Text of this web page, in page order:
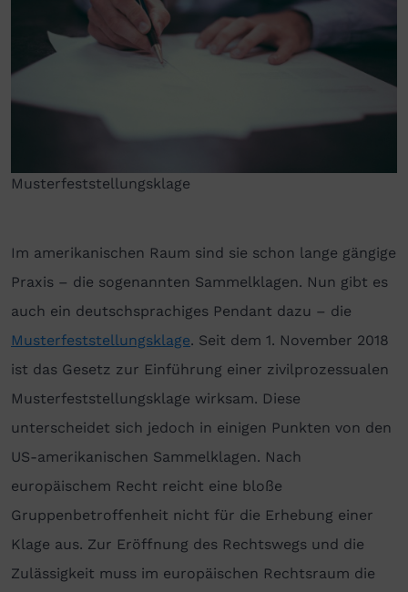
Musterfeststellungsklage
Im amerikanischen Raum sind sie schon lange gängige
Praxis – die sogenannten Sammelklagen. Nun gibt es
auch ein deutschsprachiges Pendant dazu – die
Musterfeststellungsklage. Seit dem 1. November 2018
ist das Gesetz zur Einführung einer zivilprozessualen
Musterfeststellungsklage wirksam. Diese
unterscheidet sich jedoch in einigen Punkten von den
US-amerikanischen Sammelklagen. Nach
europäischem Recht reicht eine bloße
Gruppenbetroffenheit nicht für die Erhebung einer
Klage aus. Zur Eröffnung des Rechtswegs und die
Zulässigkeit muss im europäischen Rechtsraum die